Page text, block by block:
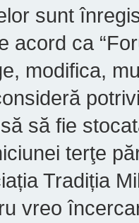
sunt
acord ca
modifica,
să fie
terţe
Tradiția
vreo